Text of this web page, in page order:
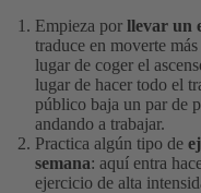
Empieza por llevar un
traduce en moverte
lugar de coger el
lugar de hacer todo el
público baja un par de
andando a trabajar.
Practica algún tipo de
semana: aquí entra
ejercicio de alta